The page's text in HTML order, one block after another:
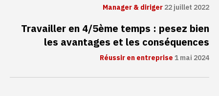
Manager & diriger22 juillet 2022
Travailler en 4/5ème temps : pesez bien
les avantages et les conséquences
Réussir en entreprise1 mai 2024